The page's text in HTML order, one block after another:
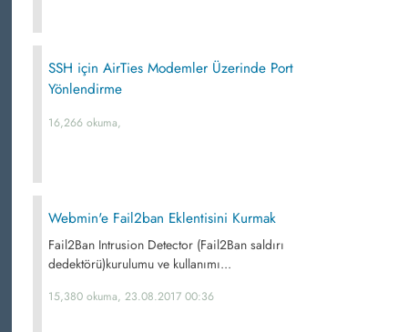
SSH için AirTies Modemler Üzerinde Port
Yönlendirme
16,266 okuma,
Webmin'e Fail2ban Eklentisini Kurmak
Fail2Ban Intrusion Detector (Fail2Ban saldırı
dedektörü)kurulumu ve kullanımı...
15,380 okuma, 23.08.2017 00:36